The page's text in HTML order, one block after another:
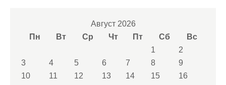
Август 2026
Пн
Вт Ср Чт Пт Сб
Вс
1
2
3
4 5 6 7 8
9
10
11 12 13 14 15
16